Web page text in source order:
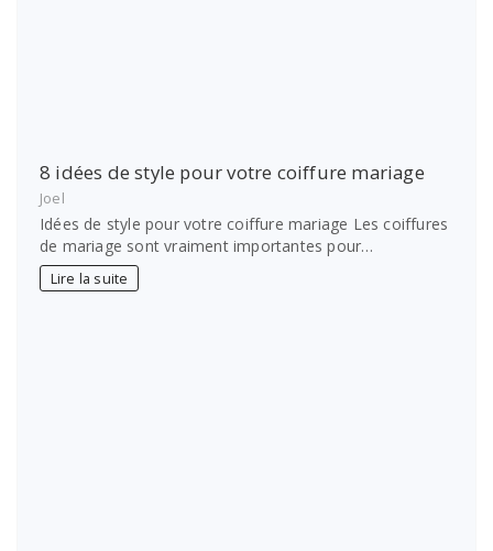
8 idées de style pour votre coiffure mariage
Joel
Idées de style pour votre coiffure mariage Les coiffures
de mariage sont vraiment importantes pour…
Lire la suite